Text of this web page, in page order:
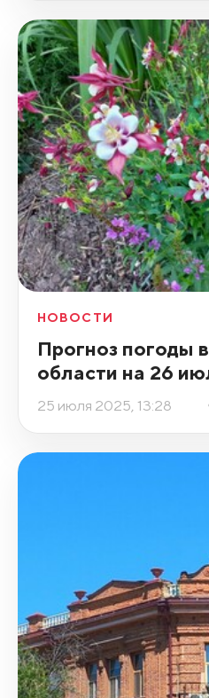
НОВОСТИ
Прогноз погоды
области на 26
25 июля 2025, 13:28